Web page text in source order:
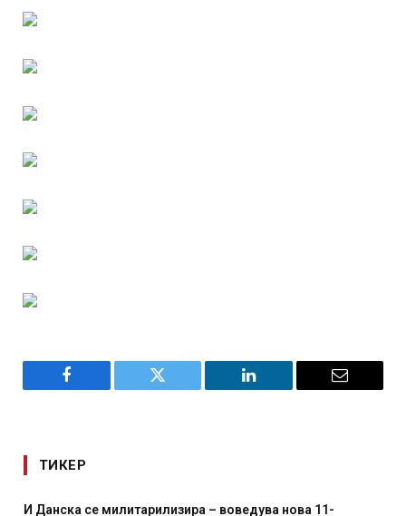
Facebook Twitter LinkedIn Email
ТИКЕР
И Данска се милитарилизира – воведува нова 11-